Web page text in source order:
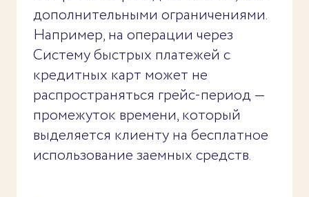
дополнительными ограничениями.
Например, на операции через
Систему быстрых платежей с
кредитных карт может не
распространяться грейс-период —
промежуток времени, который
выделяется клиенту на бесплатное
использование заемных средств.